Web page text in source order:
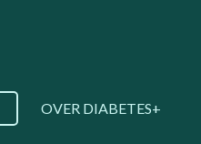
OVER DIABETES+